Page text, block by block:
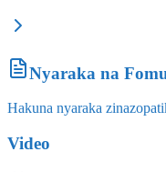
Nyaraka na
Hakuna nyaraka
Video